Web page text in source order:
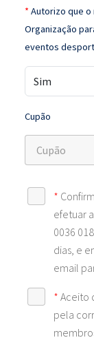
* Autorizo que o
Organização
eventos
Cupão
*
efetuar
0036
dias, e
email
*Aceito
pela